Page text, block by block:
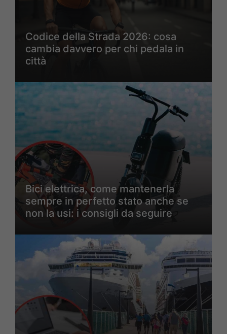
Codice della Strada 2026: cosa
cambia davvero per chi pedala in
città
Bici elettrica, come mantenerla
sempre in perfetto stato anche se
non la usi: i consigli da seguire